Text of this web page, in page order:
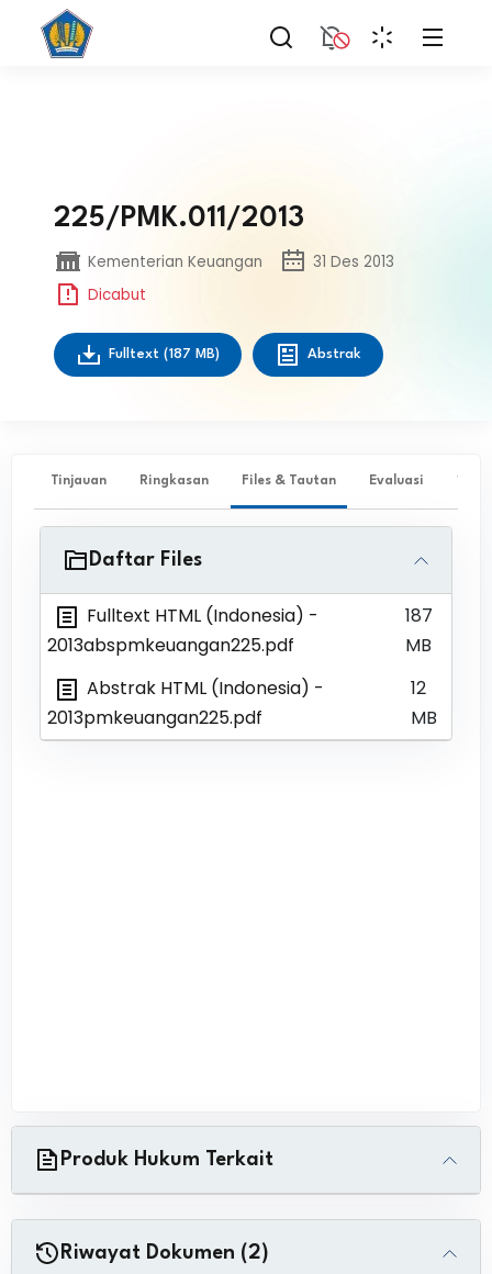
225/PMK.011/2013
Kementerian Keuangan
31 Des 2013
Dicabut
Fulltext (187 MB) Abstrak
Tinjauan Ringkasan Files & Tautan Evaluasi ✨
Daftar Files
Fulltext HTML (Indonesia) -
2013abspmkeuangan225.pdf
187
MB
Abstrak HTML (Indonesia) -
2013pmkeuangan225.pdf
12
MB
Produk Hukum Terkait
Riwayat Dokumen (2)